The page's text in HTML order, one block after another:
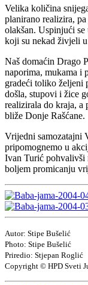
Velika količina
planirano realizira,
olakšan. Uspinjući
koji su nekad živjeli
Naš domaćin Drago
naporima, mukama i
gradeći toliko željeni
došla, stupovi i žice
realizirala do kraja, a
bliže Donje Rašćane.
Vrijedni samozatajni
pripomognemo u
Ivan Turić pohvalivši
boljem promicanju
Autor: Stipe Bušelić
Photo: Stipe Bušelić
Priredio: Stjepan Roglić
Copyright © HPD Sveti